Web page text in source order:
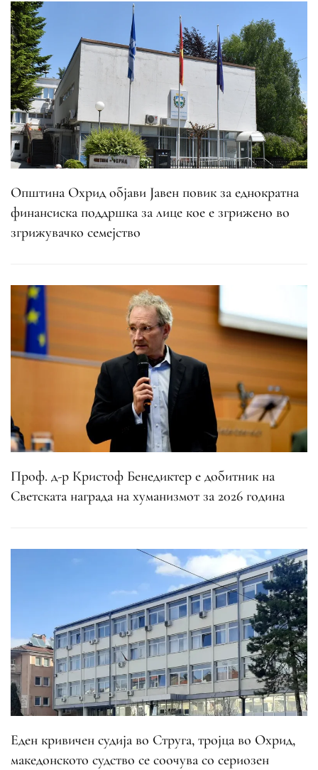
Општина Охрид објави Јавен повик за еднократна
финансиска поддршка за лице кое е згрижено во
згрижувачко семејство
Проф. д-р Кристоф Бенедиктер е добитник на
Светската награда на хуманизмот за 2026 година
Еден кривичен судија во Струга, тројца во Охрид,
македонското судство се соочува со сериозен